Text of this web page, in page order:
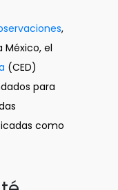
,
México, el
(CED)
para
como